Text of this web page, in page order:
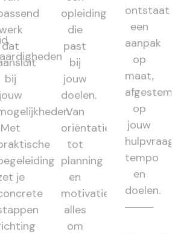
dat
bij
jouw
Met
je
opleiding
die
past
bij
jouw
doelen.
Van
oriëntatie
tot
planning
en
motivatie:
alles
om
ontstaat
een
aanpak
op
maat,
op
jouw
hulpvraag,
tempo
en
doelen.